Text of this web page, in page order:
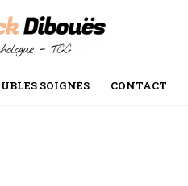
SOIGNÉS CONTACT